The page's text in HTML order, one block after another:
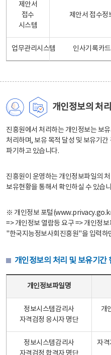
제안서
접수
시스템
제안서 접수정
업무관리시스템 인사기록카드
개인정보의 처
진흥원에서 처리하는 개인정보는 보
처리하며, 보유 목적 달성 및 보유기
파기하고 있습니다.
진흥원이 운영하는 개인정보파일의
보유현황을 통해서 확인하실 수 있습
※ 개인정보 포털
=> 개인정보 열람등 요구 => 개인정보
"한국지능정보사회진흥원"을 입력하
개인정보의 처리 및 보유기간
개인정보파일명
정보시스템감리사
자격검정 응시자 명단
개
정보시스템감리사
자격검정 합격자 명단
자격